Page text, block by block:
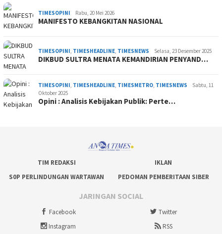
TIMESOPINI Rabu, 20 Mei 2026
MANIFESTO KEBANGKITAN NASIONAL
TIMESOPINI, TIMESHEADLINE, TIMESNEWS Selasa, 23 Desember 2025
DIKBUD SULTRA MENATA KEMANDIRIAN PENYAND…
TIMESOPINI, TIMESHEADLINE, TIMESMETRO, TIMESNEWS
Sabtu, 11
Oktober 2025
Opini : Analisis Kebijakan Publik: Perte…
TIM REDAKSI
IKLAN
S0P PERLINDUNGAN WARTAWAN
PEDOMAN PEMBERITAAN SIBER
JARINGAN SOCIAL
Facebook
Twitter
Instagram
RSS